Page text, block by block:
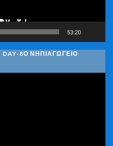
53:20
DAY-8Ο ΝΗΠΙΑΓΩΓΕΙΟ